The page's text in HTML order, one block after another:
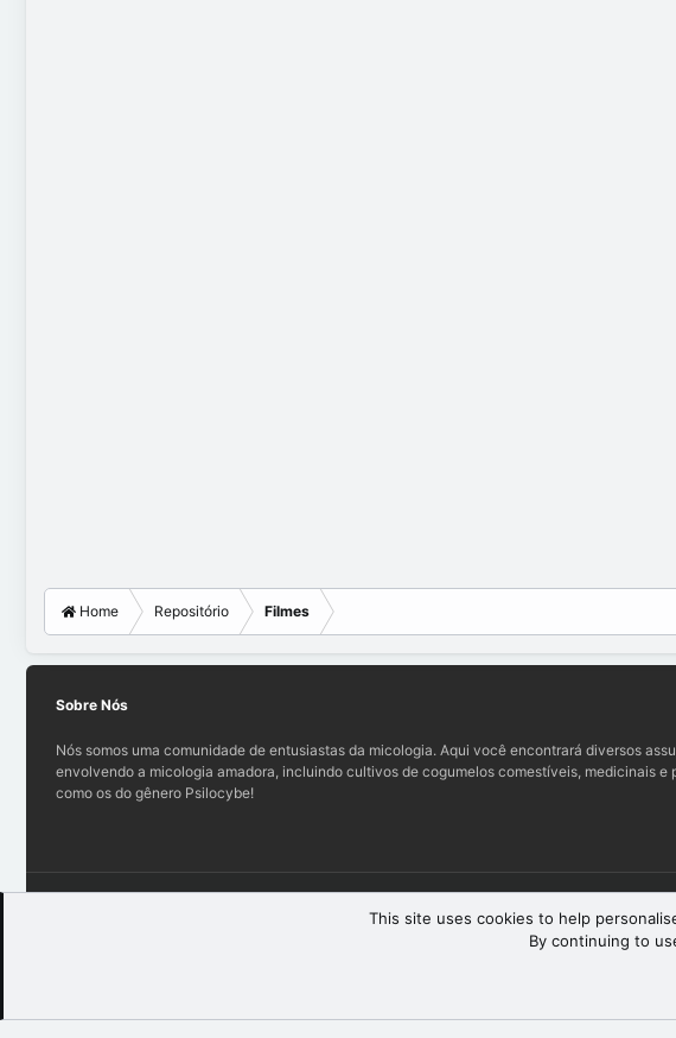
Home Repositório Filmes
Sobre Nós
Nós somos uma comunidade de entusiastas da micologia. Aqui você encontrará diversos
envolvendo a micologia amadora, incluindo cultivos de cogumelos comestíveis, medicinais e
como os do gênero Psilocybe!
XenForo themeby xenfocus
This site uses cookies to help
By continuing to